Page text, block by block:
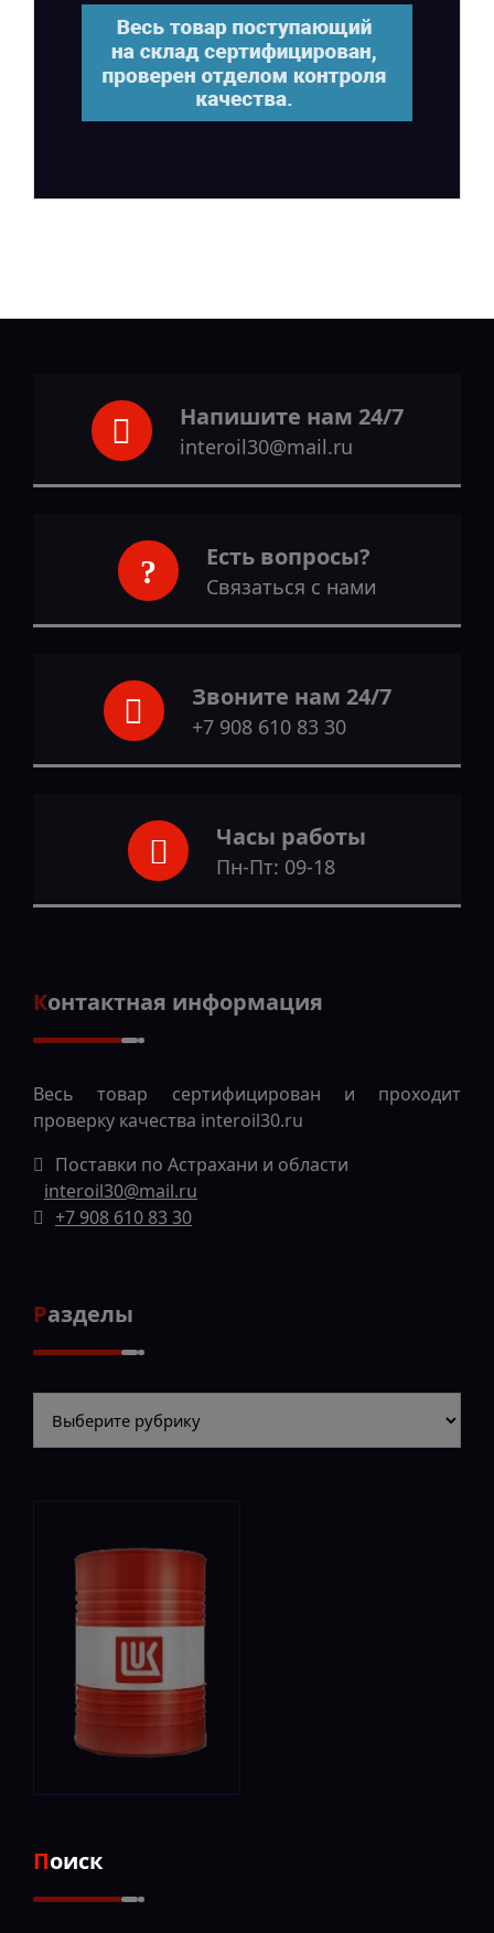
Напишите нам 24/7
interoil30@mail.ru
Есть вопросы?
Связаться с нами
Звоните нам 24/7
+7 908 610 83 30
Часы работы
Пн-Пт: 09-18
Контактная информация
Весь товар сертифицирован и проходит
проверку качества interoil30.ru
Поставки по Астрахани и области
interoil30@mail.ru
+7 908 610 83 30
Разделы
Поиск